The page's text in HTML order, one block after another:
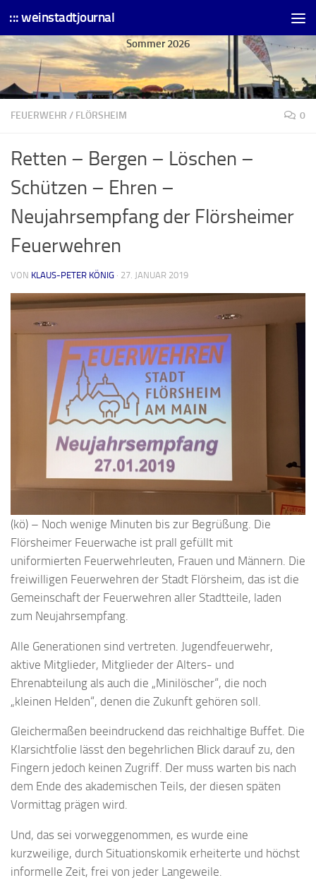
Skip to content
::: weinstadtjournal
Sommer 2026
FEUERWEHR / FLÖRSHEIM 0
Retten – Bergen – Löschen –
Schützen – Ehren –
Neujahrsempfang der Flörsheimer
Feuerwehren
VON KLAUS-PETER KÖNIG · 27. JANUAR 2019
(kö) – Noch wenige Minuten bis zur Begrüßung. Die
Flörsheimer Feuerwache ist prall gefüllt mit
uniformierten Feuerwehrleuten, Frauen und Männern. Die
freiwilligen Feuerwehren der Stadt Flörsheim, das ist die
Gemeinschaft der Feuerwehren aller Stadtteile, laden
zum Neujahrsempfang.
Alle Generationen sind vertreten. Jugendfeuerwehr,
aktive Mitglieder, Mitglieder der Alters- und
Ehrenabteilung als auch die „Minilöscher“, die noch
„kleinen Helden“, denen die Zukunft gehören soll.
Gleichermaßen beeindruckend das reichhaltige Buffet. Die
Klarsichtfolie lässt den begehrlichen Blick darauf zu, den
Fingern jedoch keinen Zugriff. Der muss warten bis nach
dem Ende des akademischen Teils, der diesen späten
Vormittag prägen wird.
Und, das sei vorweggenommen, es wurde eine
kurzweilige, durch Situationskomik erheiterte und höchst
informelle Zeit, frei von jeder Langeweile.